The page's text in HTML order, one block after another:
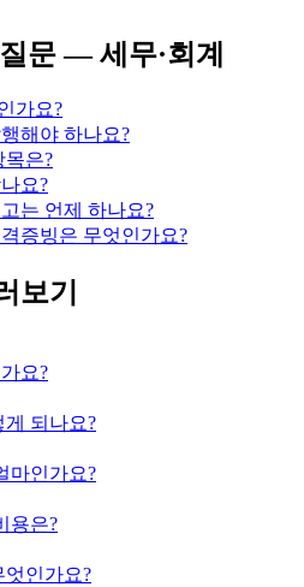
질문 —세무·회계
가요?
해야 하나요?
목은?
요?
는 언제 하나요?
증빙은 무엇인가요?
보기
요?
되나요?
마인가요?
용은?
엇인가요?